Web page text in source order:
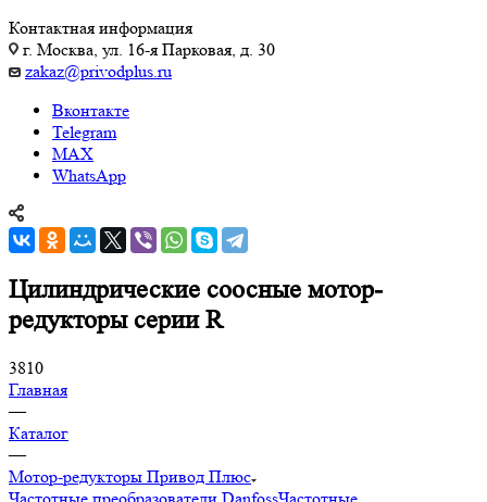
Контактная информация
г. Москва, ул. 16-я Парковая, д. 30
zakaz@privodplus.ru
Вконтакте
Telegram
MAX
WhatsApp
Цилиндрические соосные мотор-
редукторы серии R
3810
Главная
—
Каталог
—
Мотор-редукторы Привод Плюс